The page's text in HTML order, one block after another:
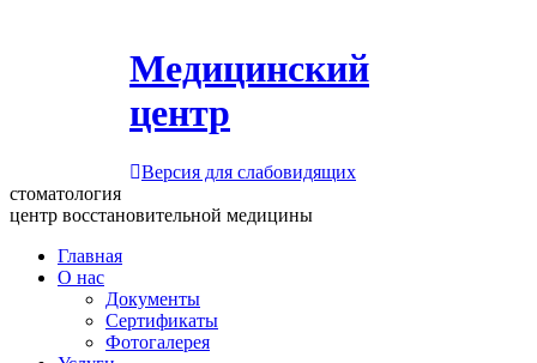
Медицинский
центр
Версия для слабовидящих
стоматология
центр восстановительной медицины
Главная
О нас
Документы
Сертификаты
Фотогалерея